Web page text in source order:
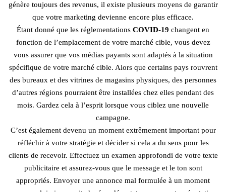
génère toujours des revenus, il existe plusieurs moyens de garantir
que votre marketing devienne encore plus efficace.
Étant donné que les réglementations COVID-19 changent en
fonction de l’emplacement de votre marché cible, vous devez
vous assurer que vos médias payants sont adaptés à la situation
spécifique de votre marché cible. Alors que certains pays rouvrent
des bureaux et des vitrines de magasins physiques, des personnes
d’autres régions pourraient être installées chez elles pendant des
mois. Gardez cela à l’esprit lorsque vous ciblez une nouvelle
campagne.
C’est également devenu un moment extrêmement important pour
réfléchir à votre stratégie et décider si cela a du sens pour les
clients de recevoir. Effectuez un examen approfondi de votre texte
publicitaire et assurez-vous que le message et le ton sont
appropriés. Envoyer une annonce mal formulée à un moment